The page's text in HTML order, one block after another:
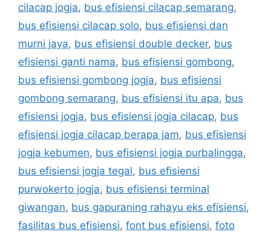
cilacap jogja, bus efisiensi cilacap semarang,
bus efisiensi cilacap solo, bus efisiensi dan
murni jaya, bus efisiensi double decker, bus
efisiensi ganti nama, bus efisiensi gombong,
bus efisiensi gombong jogja, bus efisiensi
gombong semarang, bus efisiensi itu apa, bus
efisiensi jogja, bus efisiensi jogja cilacap, bus
efisiensi jogja cilacap berapa jam, bus efisiensi
jogja kebumen, bus efisiensi jogja purbalingga,
bus efisiensi jogja tegal, bus efisiensi
purwokerto jogja, bus efisiensi terminal
giwangan, bus gapuraning rahayu eks efisiensi,
fasilitas bus efisiensi, font bus efisiensi, foto